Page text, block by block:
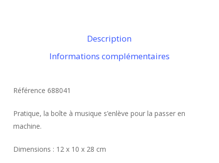
Description
Informations complémentaires
Référence 688041
Pratique, la boîte à musique s’enlève pour la passer en
machine.
Dimensions : 12 x 10 x 28 cm